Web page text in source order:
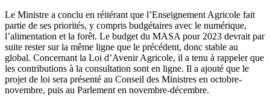
Le Ministre a conclu en réitérant que l’Enseignement Agricole fait
partie de ses priorités, y compris budgétaires avec le numérique,
l’alimentation et la forêt. Le budget du MASA pour 2023 devrait par
suite rester sur la même ligne que le précédent, donc stable au
global. Concernant la Loi d’Avenir Agricole, il a tenu à rappeler que
les contributions à la consultation sont en ligne. Il a ajouté que le
projet de loi sera présenté au Conseil des Ministres en octobre-
novembre, puis au Parlement en novembre-décembre.